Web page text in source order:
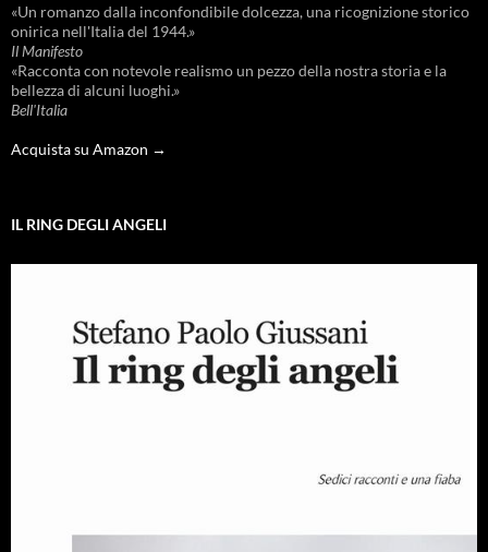
«Un romanzo dalla inconfondibile dolcezza, una ricognizione storico
onirica nell'Italia del 1944.»
Il Manifesto
«Racconta con notevole realismo un pezzo della nostra storia e la
bellezza di alcuni luoghi.»
Bell'Italia
Acquista su Amazon →
IL RING DEGLI ANGELI